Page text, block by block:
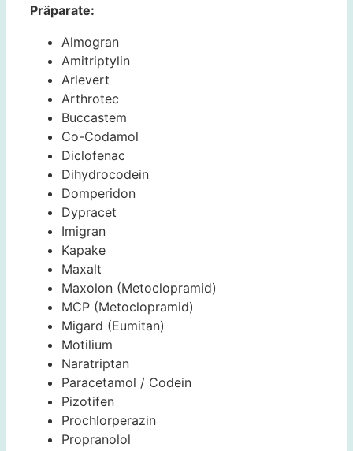
Präparate:
Almogran
Amitriptylin
Arlevert
Arthrotec
Buccastem
Co-Codamol
Diclofenac
Dihydrocodein
Domperidon
Dypracet
Imigran
Kapake
Maxalt
Maxolon (Metoclopramid)
MCP (Metoclopramid)
Migard (Eumitan)
Motilium
Naratriptan
Paracetamol / Codein
Pizotifen
Prochlorperazin
Propranolol